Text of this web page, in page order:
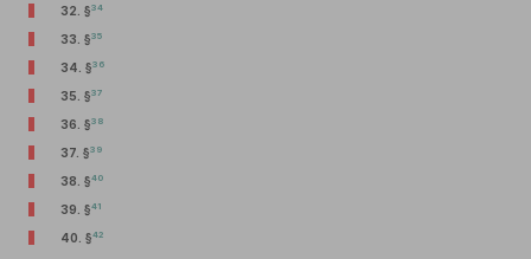
32. §34
33. §35
34. §36
35. §37
36. §38
37. §39
38. §40
39. §41
40. §42